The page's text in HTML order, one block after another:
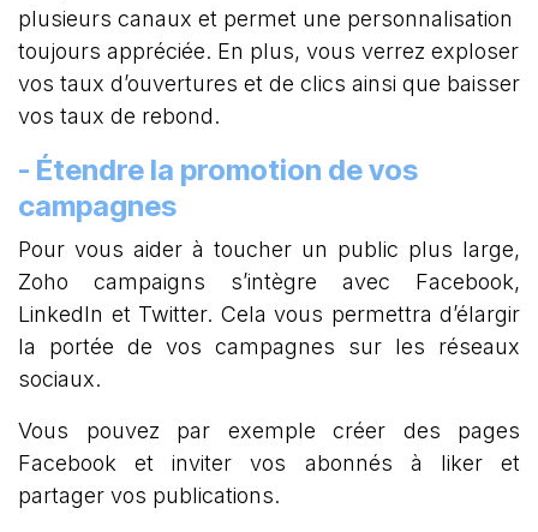
plusieurs canaux et permet une personnalisation
toujours appréciée. En plus, vous verrez exploser
vos taux d’ouvertures et de clics ainsi que baisser
vos taux de rebond.
- Étendre la promotion de vos
campagnes
Pour vous aider à toucher un public plus large,
Zoho campaigns s’intègre avec Facebook,
LinkedIn et Twitter. Cela vous permettra d’élargir
la portée de vos campagnes sur les réseaux
sociaux.
Vous pouvez par exemple créer des pages
Facebook et inviter vos abonnés à liker et
partager vos publications.